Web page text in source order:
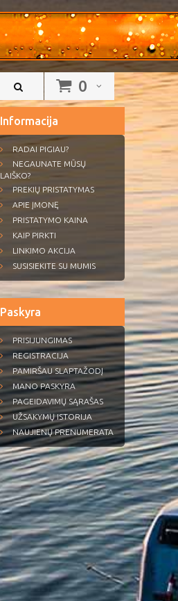
0
Informacija
RADAI PIGIAU?
NEGAUNATE MŪSŲ
LAIŠKO?
PREKIŲ PRISTATYMAS
APIE ĮMONĘ
PRISTATYMO KAINA
KAIP PIRKTI
LINKIMO AKCIJA
SUSISIEKITE SU MUMIS
Paskyra
PRISIJUNGIMAS
REGISTRACIJA
PAMIRŠAU SLAPTAŽODĮ
MANO PASKYRA
PAGEIDAVIMŲ SĄRAŠAS
UŽSAKYMŲ ISTORIJA
NAUJIENŲ PRENUMERATA